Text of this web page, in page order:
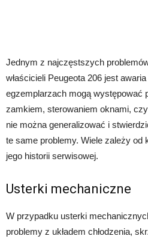
Jednym z najczęstszych
właścicieli Peugeota 206 jest
egzemplarzach mogą występować
zamkiem, sterowaniem oknami,
nie można generalizować i
te same problemy. Wiele zależy od
jego historii serwisowej.
Usterki mechaniczne
W przypadku usterki
problemy z układem chłodzenia,